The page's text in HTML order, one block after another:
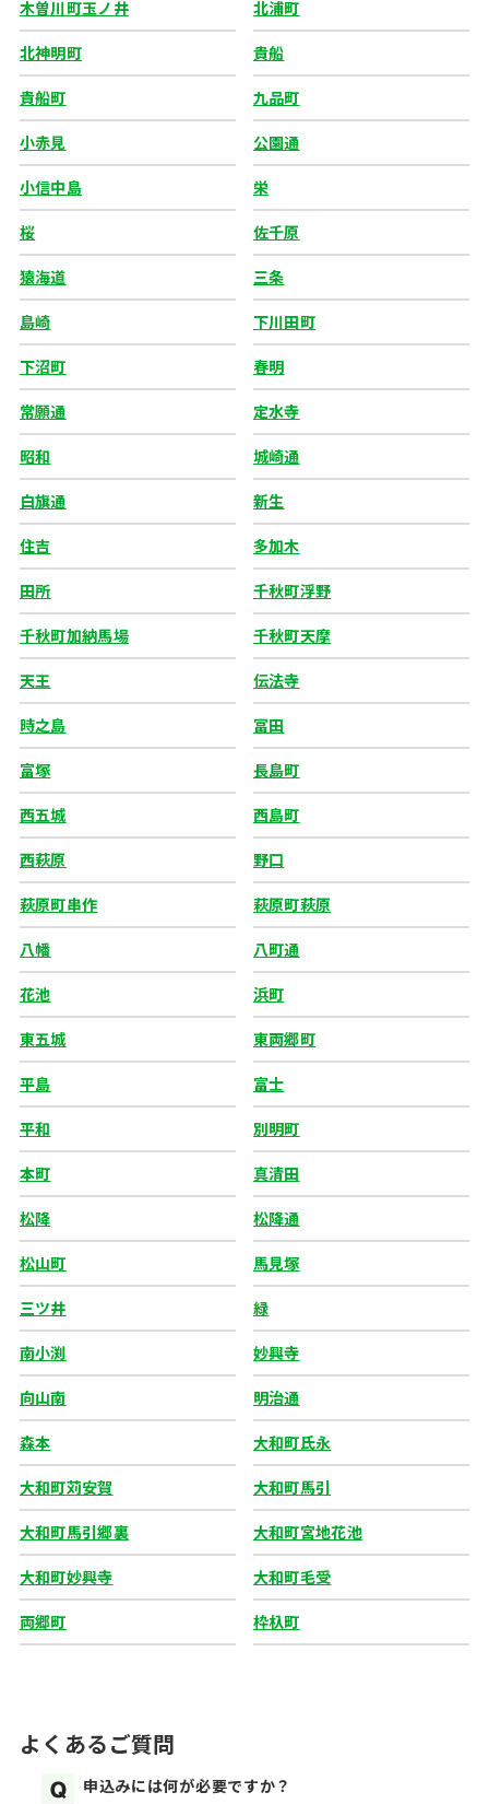
木曽川町玉ノ井 北浦町
北神明町 貴船
貴船町 九品町
小赤見 公園通
小信中島 栄
桜 佐千原
猿海道 三条
島崎 下川田町
下沼町 春明
常願通 定水寺
昭和 城崎通
白旗通 新生
住吉 多加木
田所 千秋町浮野
千秋町加納馬場 千秋町天摩
天王 伝法寺
時之島 冨田
富塚 長島町
西五城 西島町
西萩原 野口
萩原町串作 萩原町萩原
八幡 八町通
花池 浜町
東五城 東両郷町
平島 富士
平和 別明町
本町 真清田
松降 松降通
松山町 馬見塚
三ツ井 緑
南小渕 妙興寺
向山南 明治通
森本 大和町氏永
大和町苅安賀 大和町馬引
大和町馬引郷裏 大和町宮地花池
大和町妙興寺 大和町毛受
両郷町 枠杁町
よくあるご質問
申込みには何が必要ですか？